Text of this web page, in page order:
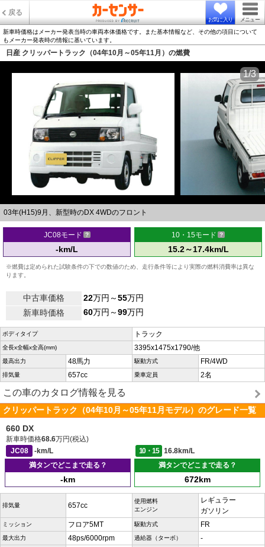
戻る
お気に入り メニュー
新車時価格はメーカー発表当時の車両本体価格です。また基本情報など、その他の項目について
もメーカー発表時の情報に基いています。
日産 クリッパートラック（04年10月～05年11月）の燃費
03年(H15)9月、新型時のDX 4WDのフロント
1/3
JC08モード
-km/L
10・15モード
15.2～17.4km/L
※燃費は定められた試験条件の下での数値のため、走行条件等により実際の燃料消費率は異な
ります。
中古車価格 22万円～55万円
新車時価格
60万円～99万円
ボディタイプ トラック
全長x全幅x全高(mm) 3395x1475x1790/他
最高出力 48馬力 駆動方式 FR/4WD
排気量 657cc 乗車定員 2名
この車のカタログ情報を見る
クリッパートラック（04年10月～05年11月モデル）のグレード一覧
660 DX
新車時価格68.6万円(税込)
JC08
-km/L 10・15
16.8km/L
満タンでどこまで走る？
-km
満タンでどこまで走る？
672km
排気量 657cc
使用燃料
エンジン
レギュラー
ガソリン
ミッション フロア5MT 駆動方式 FR
最大出力 48ps/6000rpm 過給器（ターボ） -